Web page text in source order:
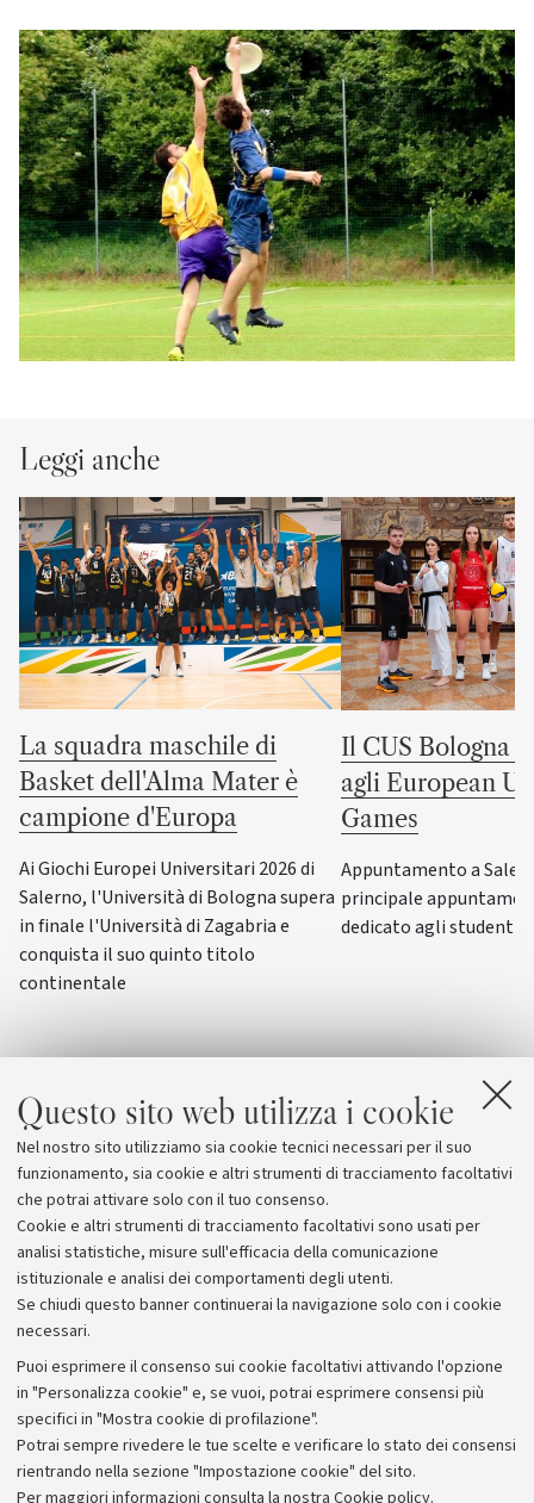
Questo sito web utilizza i cookie
Nel nostro sito utilizziamo sia cookie tecnici necessari per il suo
funzionamento, sia cookie e altri strumenti di tracciamento facoltativi
che potrai attivare solo con il tuo consenso.
Cookie e altri strumenti di tracciamento facoltativi sono usati per
analisi statistiche, misure sull'efficacia della comunicazione
istituzionale e analisi dei comportamenti degli utenti.
Se chiudi questo banner continuerai la navigazione solo con i cookie
necessari.
Puoi esprimere il consenso sui cookie facoltativi attivando l'opzione
in "Personalizza cookie" e, se vuoi, potrai esprimere consensi più
specifici in "Mostra cookie di profilazione".
Potrai sempre rivedere le tue scelte e verificare lo stato dei consensi
rientrando nella sezione "Impostazione cookie" del sito.
Per maggiori informazioni consulta la nostra Cookie policy.
Leggi anche
La squadra maschile di
Basket dell'Alma Mater è
campione d'Europa
Ai Giochi Europei Universitari 2026 di
Salerno, l'Università di Bologna supera
in finale l'Università di Zagabria e
conquista il suo quinto titolo
continentale
Il CUS Bologna
agli European
Games
Appuntamento a
principale
dedicato agli
Archivio
Comunicati stampa
Redazione
Rassegna stampa